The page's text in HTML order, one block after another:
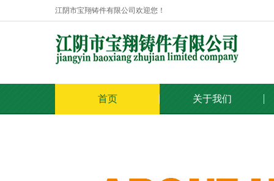
江阴市宝翔铸件有限公司欢迎您！
首页 关于我们